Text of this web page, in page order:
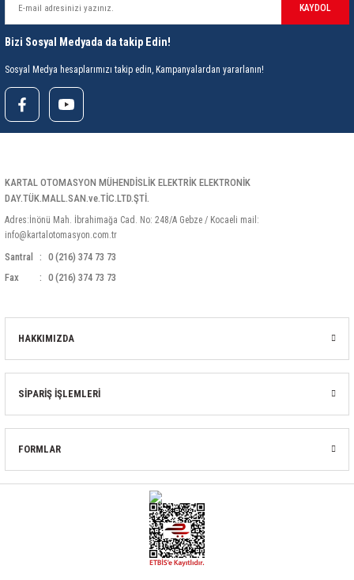
KAYDOL
Bizi Sosyal Medyada da takip Edin!
Sosyal Medya hesaplarımızı takip edin, Kampanyalardan yararlanın!
KARTAL OTOMASYON MÜHENDİSLİK ELEKTRİK ELEKTRONİK
DAY.TÜK.MALL.SAN.ve.TİC.LTD.ŞTİ.
Adres:İnönü Mah. İbrahimağa Cad. No: 248/A Gebze / Kocaeli mail:
info@kartalotomasyon.com.tr
Santral
0 (216) 374 73 73
Fax
0 (216) 374 73 73
HAKKIMIZDA
SİPARİŞ İŞLEMLERİ
FORMLAR